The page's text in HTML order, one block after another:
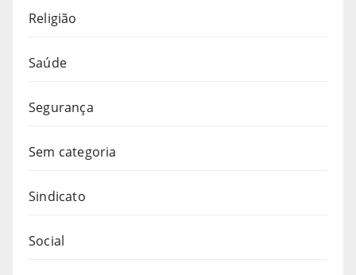
Religião
Saúde
Segurança
Sem categoria
Sindicato
Social